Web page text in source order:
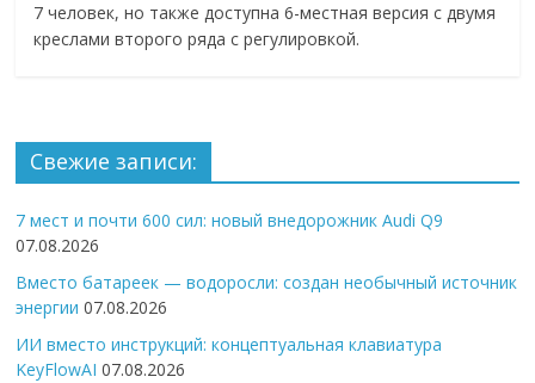
7 человек, но также доступна 6-местная версия с двумя
креслами второго ряда с регулировкой.
Свежие записи:
7 мест и почти 600 сил: новый внедорожник Audi Q9
07.08.2026
Вместо батареек — водоросли: создан необычный источник
энергии 07.08.2026
ИИ вместо инструкций: концептуальная клавиатура
KeyFlowAI 07.08.2026